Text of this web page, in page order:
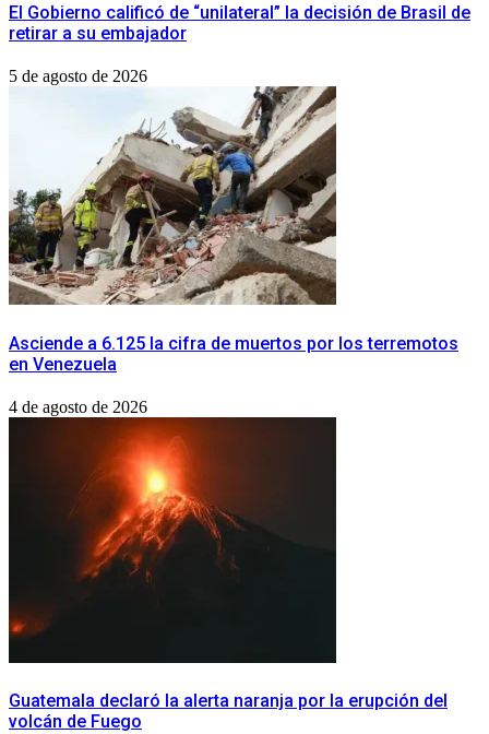
El Gobierno calificó de “unilateral” la decisión de Brasil de
retirar a su embajador
5 de agosto de 2026
Asciende a 6.125 la cifra de muertos por los terremotos
en Venezuela
4 de agosto de 2026
Guatemala declaró la alerta naranja por la erupción del
volcán de Fuego